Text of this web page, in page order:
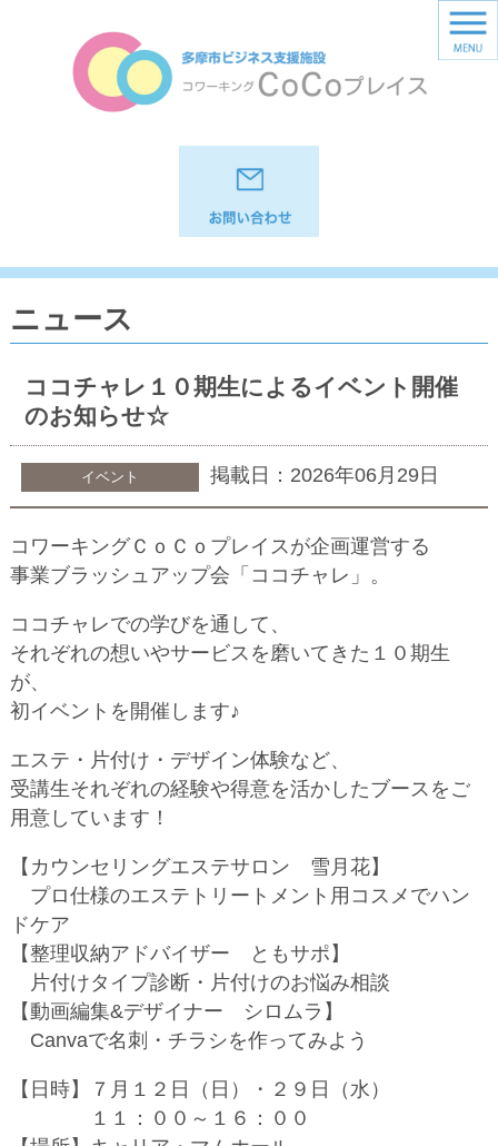
ニュース
ココチャレ１０期生によるイベント開催
のお知らせ☆
イベント 掲載日：2026年06月29日
コワーキングＣｏＣｏプレイスが企画運営する
事業ブラッシュアップ会「ココチャレ」。
ココチャレでの学びを通して、
それぞれの想いやサービスを磨いてきた１０期生
が、
初イベントを開催します♪
エステ・片付け・デザイン体験など、
受講生それぞれの経験や得意を活かしたブースをご
用意しています！
【カウンセリングエステサロン 雪月花】
プロ仕様のエステトリートメント用コスメでハン
ドケア
【整理収納アドバイザー ともサポ】
片付けタイプ診断・片付けのお悩み相談
【動画編集&デザイナー シロムラ】
Canvaで名刺・チラシを作ってみよう
【日時】７月１２日（日）・２９日（水）
１１：００～１６：００